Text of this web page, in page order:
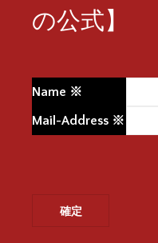
の公式】
Name ※
Mail-Address ※